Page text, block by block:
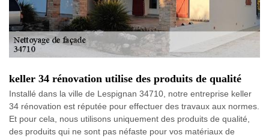
keller 34 rénovation utilise des produits de qualité
Installé dans la ville de Lespignan 34710, notre entreprise keller
34 rénovation est réputée pour effectuer des travaux aux normes.
Et pour cela, nous utilisons uniquement des produits de qualité,
des produits qui ne sont pas néfaste pour vos matériaux de